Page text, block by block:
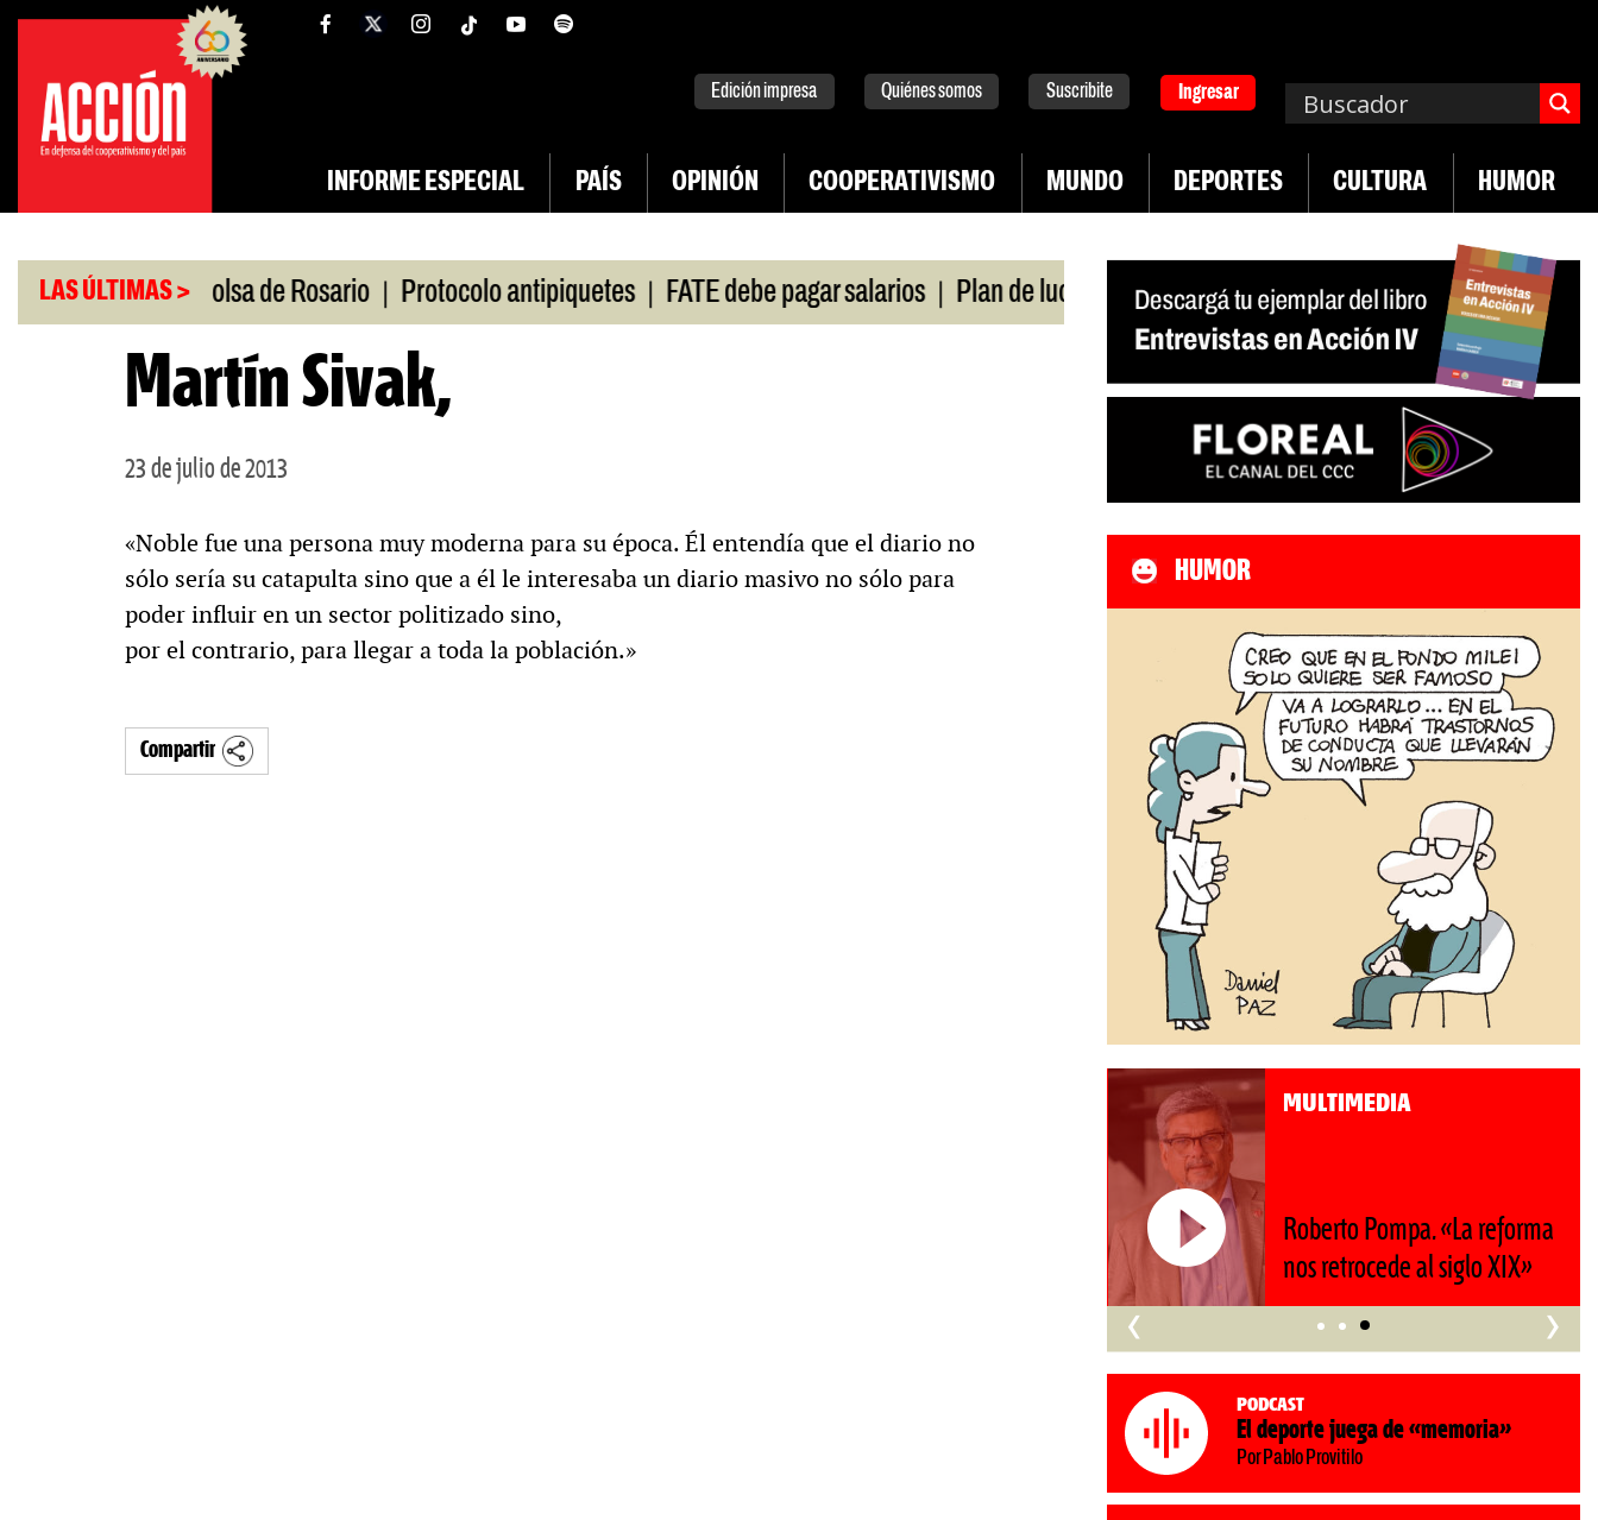
Saltar
contenido
facebooktwitterinstagram
Edición impresa Quiénes somos Suscribite Ingresar
INFORME ESPECIAL PAÍS OPINIÓN COOPERATIVISMO MUNDO DEPORTES CULTURA HUMOR
LAS ÚLTIMAS >
Caputo en la Bolsa de Rosario | Protocolo antipiquetes | FATE debe pagar salarios | Plan de lucha de UTEP | Exportaciones del agro | Crece venta
Martín Sivak,
23 de julio de 2013
«Noble fue una persona muy moderna para su época. Él entendía que el diario no
sólo sería su catapulta sino que a él le interesaba un diario masivo no sólo para
poder influir en un sector politizado sino,
por el contrario, para llegar a toda la población.»
Compartir
HUMOR
MULTIMEDIA
Roberto Pompa. «La reforma
nos retrocede al siglo XIX»
‹ ›
Podcast
El deporte juega de «memoria»
Por Pablo Provitilo